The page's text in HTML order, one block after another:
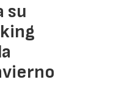
su